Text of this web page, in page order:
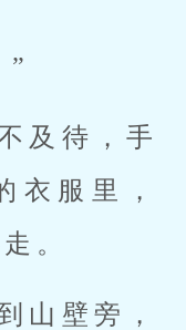
”
及待，手
衣服里，
。
山壁旁，